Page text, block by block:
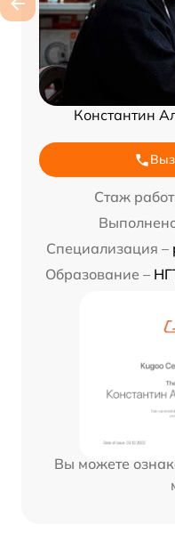
Константин
Стаж
Специализация –
Образование –
Вы можете